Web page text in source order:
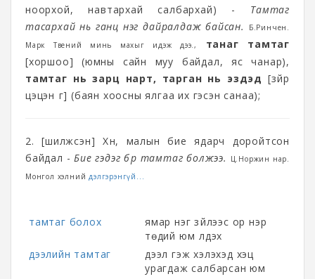
ноорхой, навтархай салбархай) - Тамтаг
тасархай нь ганц нэг дайралдаж байсан.
Б.Ринчен.
Марк Твений минь махыг идэж дээ.,
танаг тамтаг
[хоршоо] (юмны сайн муу байдал, яс чанар),
тамтаг нь зарц нарт, тарган нь эздэд [зүйр
цэцэн үг] (баян хоосны ялгаа их гэсэн санаа);
2. [шилжсэн] Хүн, малын бие ядарч доройтсон
байдал -Бие гэдэг бүр тамтаг болжээ.
Ц.Норжин нар.
Монгол хэлнийдэлгэрэнгүй...
тамтаг болох
ямар нэг зүйлээс ор нэр
төдий юм үлдэх
дээлийн тамтаг
дээл гэж хэлэхэд хэцүү
урагдаж салбарсан юм